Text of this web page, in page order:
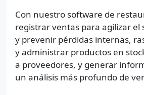
Con nuestro software de
registrar ventas para agilizar el
y prevenir pérdidas internas,
y administrar productos en
a proveedores, y generar
un análisis más profundo de